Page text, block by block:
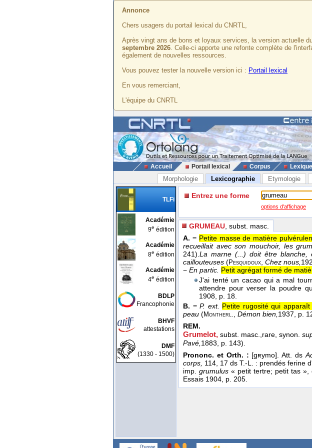
Annonce
Chers usagers du portail lexical du CNRTL,
Après vingt ans de bons et loyaux services, la version actuelle
septembre 2026. Celle-ci apporte une refonte complète de
également de nouvelles ressources.
Vous pouvez tester la nouvelle version ici : Portail lexical
En vous remerciant,
L'équipe du CNRTL
Accueil Portail lexical Corpus
Morphologie Lexicographie Etymologie
TLFi
Académie
9e édition
Académie
8e édition
Académie
4e édition
BDLP
Francophonie
BHVF
attestations
DMF
(1330 - 1500)
Entrez une forme
options d'affichage
GRUMEAU , subst. masc.
A. − Petite masse de matière
recueillait avec son mouchoir, les
241).La marne (...) doit être blanche,
caillouteuses (Pesquidoux, Chez nous,
− En partic. Petit agrégat formé de
J'ai tenté un cacao qui a mal
attendre pour verser la poudre
1908, p. 18.
B. − P. ext. Petite rugosité qui
peau (Montherl., Démon bien,1937, p.
REM.
Grumelot, subst. masc.,rare, synon.
Pavé,1883, p. 143).
Prononc. et Orth. : [gʀymo]. Att. ds
corps, 114, 17 ds T.-L. : prendés ferine
imp. grumulus « petit tertre; petit tas »,
Essais 1904, p. 205.